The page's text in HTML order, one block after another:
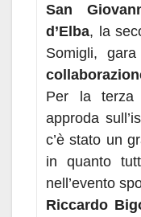
San
d’Elba, la
Somigli, gara
Per la
approda
c’è stato un
in quanto
nell’evento
Riccardo